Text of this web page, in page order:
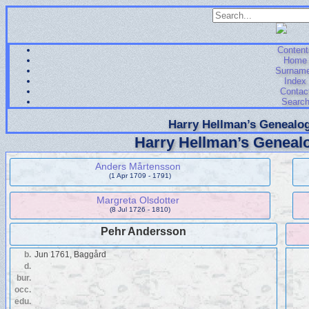
Home
Index
Search
Harry Hellman’s
Harry Hellman’s
Anders Mårtensson
(1 Apr 1709 - 1791)
Margreta Olsdotter
(8 Jul 1726 - 1810)
Pehr Andersson
b. Jun 1761, Baggård
d.
bur.
occ.
edu.